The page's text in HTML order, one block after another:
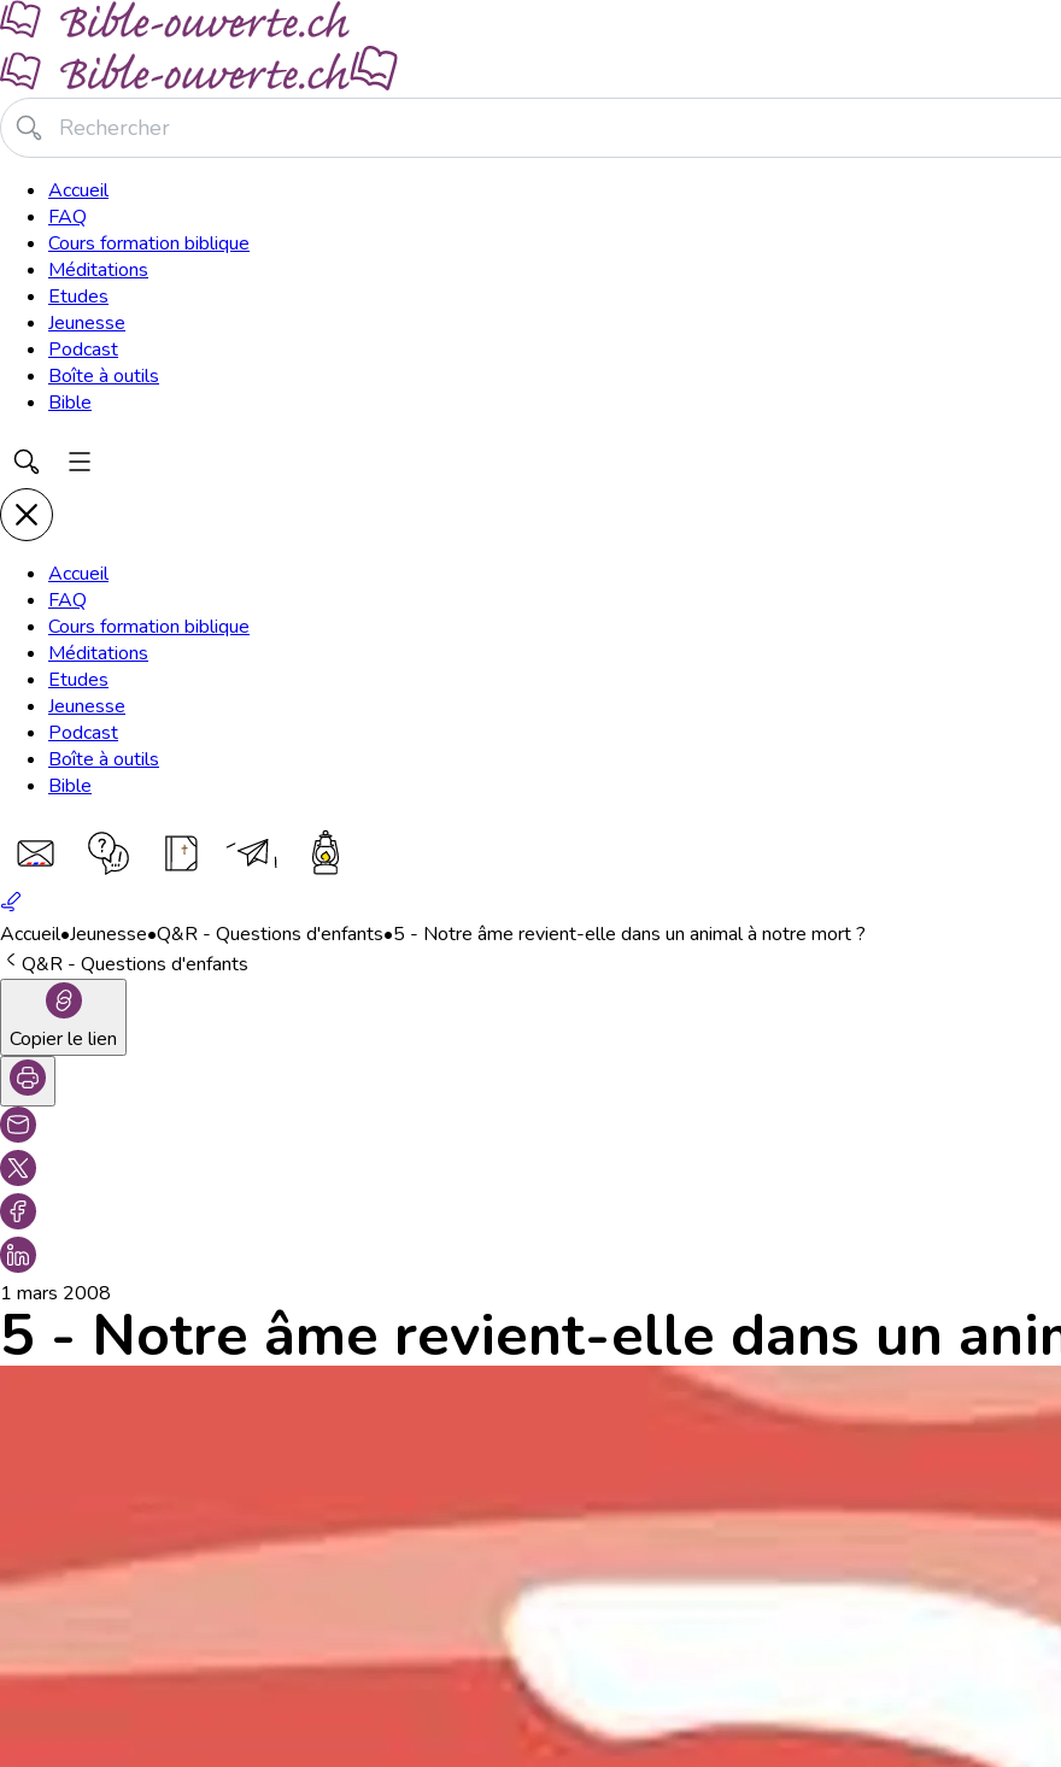
Accueil
FAQ
Cours formation biblique
Méditations
Etudes
Jeunesse
Podcast
Boîte à outils
Bible
Accueil
FAQ
Cours formation biblique
Méditations
Etudes
Jeunesse
Podcast
Boîte à outils
Bible
Accueil•Jeunesse•Q&R - Questions d'enfants•5 - Notre âme revient-elle dans un animal à notre mort ?
Q&R - Questions d'enfants
Copier le lien
1 mars 2008
5 - Notre âme revient-elle dans un